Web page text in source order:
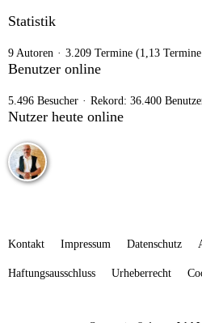
Statistik
9 Autoren 3.209 Termine (1,13
Benutzer online
5.496 Besucher Rekord: 36.400
Nutzer heute online
Kontakt Impressum Datenschutz
Haftungsausschluss Urheberrecht